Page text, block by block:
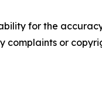
for the
complaints or